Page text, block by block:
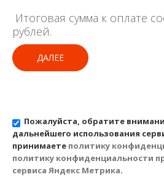
Итоговая сумма к оплате
рублей.
ДАЛЕЕ
Пожалуйста, обратите
дальнейшего использования
принимаете политику
политику конфиденциальности
сервиса Яндекс Метрика.